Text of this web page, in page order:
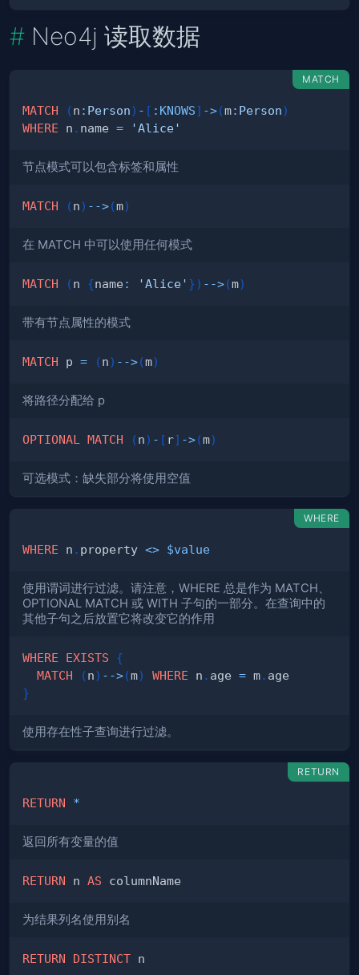
Neo4j 读取数据
MATCH
MATCH (n : Person) - [ : KNOWS] ->(m: Person)
WHERE n . name = 'Alice'
节点模式可以包含标签和属性
MATCH (n) -->(m)
在 MATCH 中可以使用任何模式
MATCH (n {name : 'Alice' }) -->(m)
带有节点属性的模式
MATCH p = (n) -->(m)
将路径分配给 p
OPTIONAL MATCH (n) - [ r] ->(m)
可选模式：缺失部分将使用空值
WHERE
WHERE n . property <> $value
使用谓词进行过滤。请注意，WHERE 总是作为 MATCH、
OPTIONAL MATCH 或 WITH 子句的一部分。在查询中的
其他子句之后放置它将改变它的作用
WHERE EXISTS
{
MATCH
(n) -->(m) WHERE n . age = m.
}
使用存在性子查询进行过滤。
RETURN
RETURN *
返回所有变量的值
RETURN n AS
为结果列名使用别名
RETURN DISTINCT